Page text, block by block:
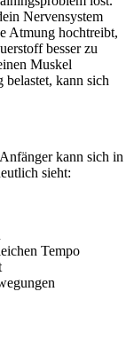
Nervensystem
Atmung hochtreibt,
besser zu
Muskel
kann sich
kann sich in
sieht:
Tempo